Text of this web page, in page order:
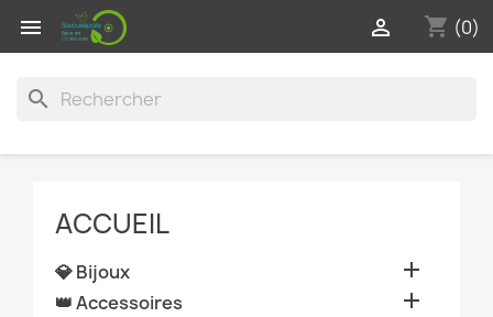
 shopping_cart (0)

search
ACCUEIL
💎 Bijoux 
👑 Accessoires 